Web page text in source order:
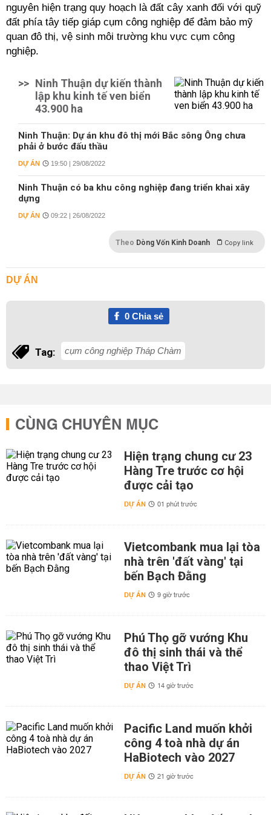
nguyên hiện trạng quy hoạch là đất cây xanh đối với quỹ
đất phía tây tiếp giáp cụm công nghiệp để đảm bảo mỹ
quan đô thị, vệ sinh môi trường khu vực cụm công
nghiệp.
>> Ninh Thuận dự kiến thành
lập khu kinh tế ven biển
43.900 ha
Ninh Thuận: Dự án khu đô thị mới Bắc sông Ông chưa
phải ở bước đấu thầu
DỰ ÁN 19:50 | 29/08/2022
Ninh Thuận có ba khu công nghiệp đang triển khai xây
dựng
DỰ ÁN 09:22 | 26/08/2022
Theo Dòng Vốn Kinh Doanh Copy link
DỰ ÁN
0Chia sẻ
Tag: cụm công nghiệp Tháp Chàm
CÙNG CHUYÊN MỤC
Hiện trạng chung cư 23
Hàng Tre trước cơ hội
được cải tạo
DỰ ÁN 01 phút trước
Vietcombank mua lại tòa
nhà trên 'đất vàng' tại
bến Bạch Đằng
DỰ ÁN 9 giờ trước
Phú Thọ gỡ vướng Khu
đô thị sinh thái và thể
thao Việt Trì
DỰ ÁN 14 giờ trước
Pacific Land muốn khởi
công 4 toà nhà dự án
HaBiotech vào 2027
DỰ ÁN 21 giờ trước